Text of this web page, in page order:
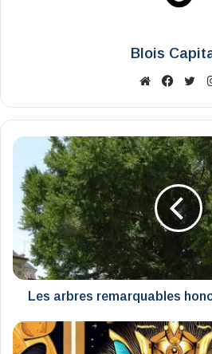
Blois
Website X
Les
arbres
remarquables
honorés
de
Loir-
et-
Cher
Les arbres remarquables
La
Journée